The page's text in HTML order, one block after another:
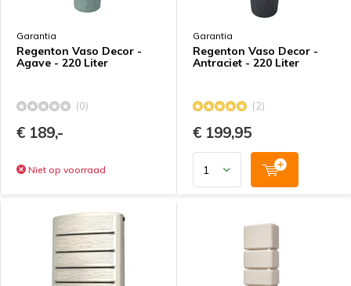
Garantia
Regenton Vaso Decor -
Agave - 220 Liter
(0)
€ 189,-
Niet op voorraad
Garantia
Regenton Vaso Decor -
Antraciet - 220 Liter
(2)
€ 199,95